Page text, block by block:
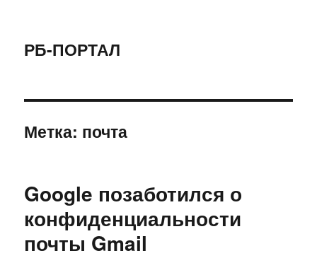
РБ-ПОРТАЛ
Метка: почта
Google позаботился о
конфиденциальности
почты Gmail